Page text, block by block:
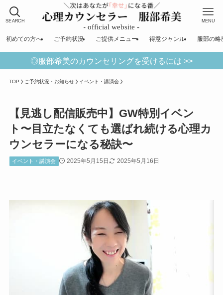
SEARCH MENU
初めての方へ ご予約状況 ご提供メニュー 得意ジャンル 服部の略
◎服部希美のカウンセリングを受けるには >>
TOP ご予約状況・お知らせ イベント・講演会
【見逃し配信販売中】GW特別イベン
ト〜目立たなくても選ばれ続ける心理カ
ウンセラーになる秘訣〜
イベント・講演会 2025年5月15日 2025年5月16日